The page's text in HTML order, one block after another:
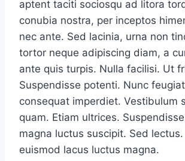
aptent taciti sociosqu ad litora
conubia nostra, per inceptos
nec ante. Sed lacinia, urna non
tortor neque adipiscing diam, a
ante quis turpis. Nulla facilisi. Ut
Suspendisse potenti. Nunc
consequat imperdiet. Vestibulum
quam. Etiam ultrices.
magna luctus suscipit. Sed
euismod lacus luctus magna.